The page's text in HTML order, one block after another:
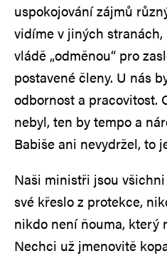
uspokojování zájmů
vidíme v jiných
vládě „odměnou“ pro
postavené členy. U nás
odbornost a pracovitost.
nebyl, ten by tempo a
Babiše ani nevydržel, to
Naši ministři jsou všichni
své křeslo z protekce,
nikdo není ňouma, který
Nechci už jmenovitě